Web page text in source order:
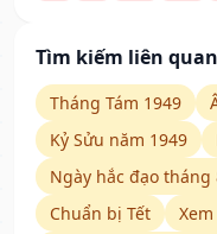
Tìm kiếm liên quan
Tháng Tám 1949
Kỷ Sửu năm 1949
Ngày hắc đạo tháng
Chuẩn bị Tết